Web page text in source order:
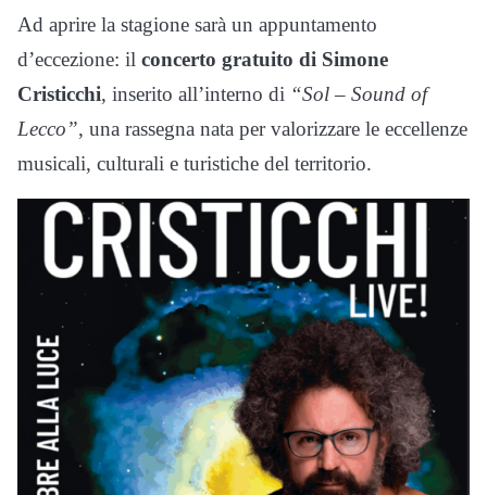
Ad aprire la stagione sarà un appuntamento
d’eccezione: il concerto gratuito di Simone
Cristicchi, inserito all’interno di “Sol – Sound of
Lecco”, una rassegna nata per valorizzare le eccellenze
musicali, culturali e turistiche del territorio.